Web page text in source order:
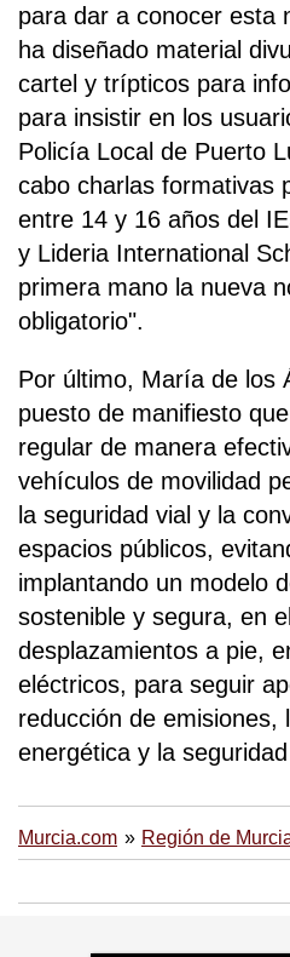
para dar a conocer esta
ha diseñado material
cartel y trípticos para
para insistir en los
Policía Local de Puerto
cabo charlas formativas
entre 14 y 16 años del
y Lideria International
primera mano la nueva
obligatorio".
Por último, María de los
puesto de manifiesto
regular de manera
vehículos de movilidad
la seguridad vial y la
espacios públicos,
implantando un modelo
sostenible y segura, en
desplazamientos a pie,
eléctricos, para seguir
reducción de emisiones,
energética y la
Murcia.com Región de